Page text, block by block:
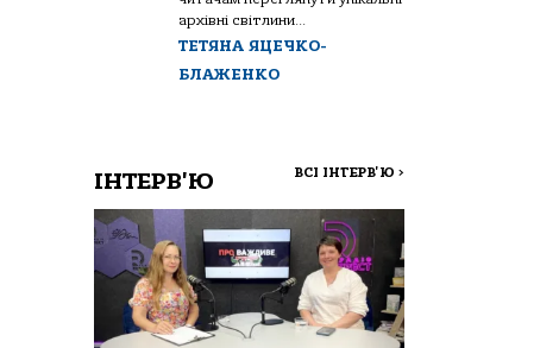
архівні світлини...
ТЕТЯНА ЯЦЕЧКО-
БЛАЖЕНКО
ІНТЕРВ'Ю ВСІ ІНТЕРВ'Ю >